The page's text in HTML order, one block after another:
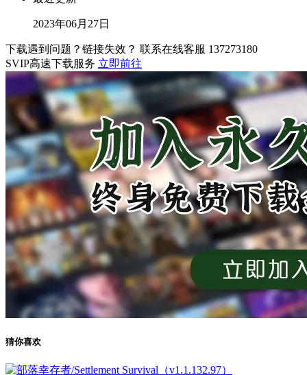
2023年06月27日
下载遇到问题？链接失效？ 联系在线客服 137273180
SVIP高速下载服务 立即前往
猜你喜欢